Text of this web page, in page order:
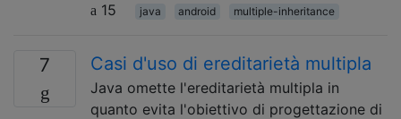
15
java android multiple-inheritance
7 Casi d'uso di ereditarietà multipla
Java omette l'ereditarietà multipla in
quanto evita l'obiettivo di progettazione di